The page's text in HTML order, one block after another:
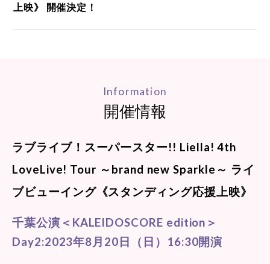
上映》 開催決定！
Information
開催情報
ラブライブ！スーパースター!! Liella! 4th
LoveLive! Tour ～brand new Sparkle～ ライ
ブビューイング《スタンディング応援上映》
千葉公演＜KALEIDOSCORE edition＞
Day2:2023年8月20日（日）16:30開演